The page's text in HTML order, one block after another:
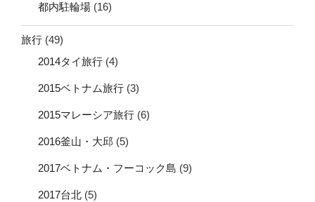
都内駐輪場 (16)
旅行 (49)
2014タイ旅行 (4)
2015ベトナム旅行 (3)
2015マレーシア旅行 (6)
2016釜山・大邱 (5)
2017ベトナム・フーコック島 (9)
2017台北 (5)